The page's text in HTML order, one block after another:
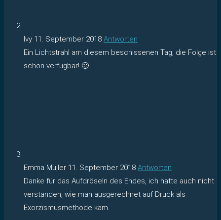
Ivy 11. September 2018 Antworten
Ein Lichtstrahl am diesem beschissenen Tag, die Folge ist
schon verfügbar! 🙂
Emma Müller 11. September 2018 Antworten
Danke für das Aufdröseln des Endes, ich hatte auch nicht
verstanden, wie man ausgerechnet auf Druck als
Exorzismusmethode kam.